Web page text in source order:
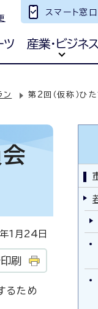
スマート窓口
ツ 産業・ビジネス
ン
第2回（仮称）ひ
1月24日
刷
るため